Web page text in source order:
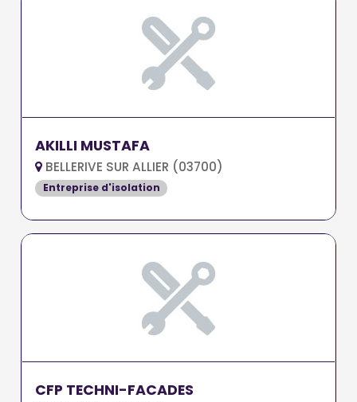
AKILLI MUSTAFA
BELLERIVE SUR ALLIER (03700)
Entreprise d'isolation
CFP TECHNI-FACADES